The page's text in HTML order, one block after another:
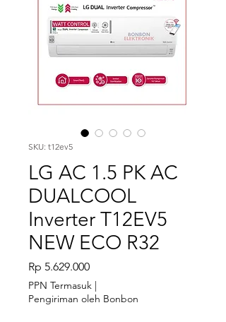
SKU: t12ev5
LG AC 1.5 PK AC
DUALCOOL
Inverter T12EV5
NEW ECO R32
Rp 5.629.000Harga
PPN Termasuk |
Pengiriman oleh Bonbon